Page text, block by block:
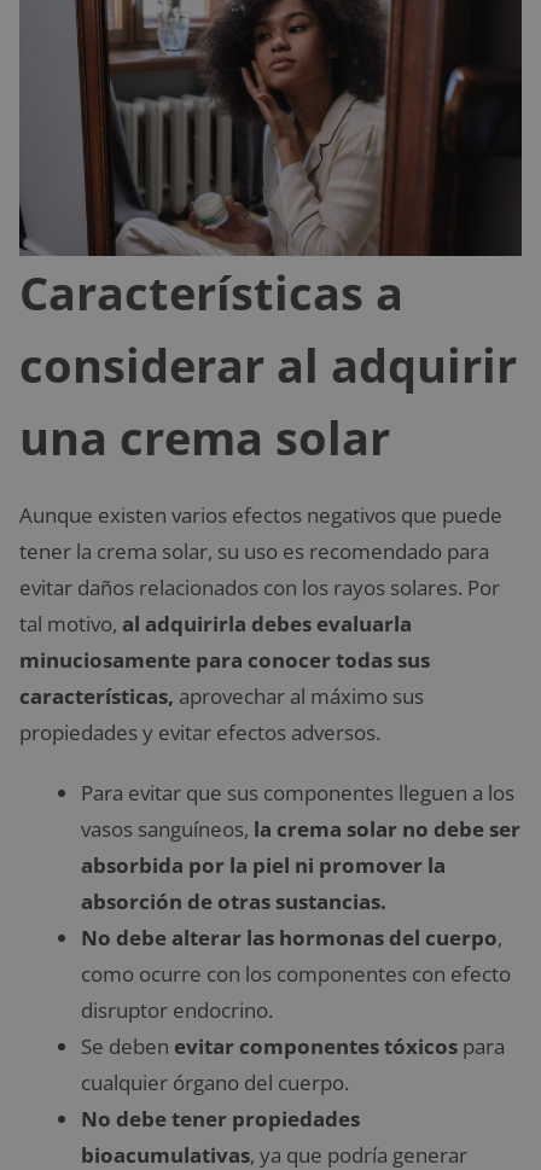
Características a
considerar al adquirir
una crema solar
Aunque existen varios efectos negativos que puede
tener la crema solar, su uso es recomendado para
evitar daños relacionados con los rayos solares. Por
tal motivo, al adquirirla debes evaluarla
minuciosamente para conocer todas sus
características, aprovechar al máximo sus
propiedades y evitar efectos adversos.
Para evitar que sus componentes lleguen a los
vasos sanguíneos, la crema solar no debe ser
absorbida por la piel ni promover la
absorción de otras sustancias.
No debe alterar las hormonas del cuerpo,
como ocurre con los componentes con efecto
disruptor endocrino.
Se deben evitar componentes tóxicos para
cualquier órgano del cuerpo.
No debe tener propiedades
bioacumulativas, ya que podría generar